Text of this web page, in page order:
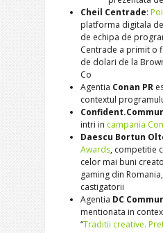
Cheil Centrade:
platforma digitala
de echipa de
Centrade a primit o
de dolari de la
Co
Agentia Conan PR
contextul
intri in campania
Daescu Bortun
Awards, competitie
celor mai buni
gaming din
castigatorii
Agentia DC
mentionata in
“Traditii creative.